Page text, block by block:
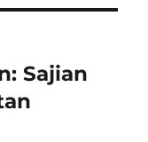
Sajian